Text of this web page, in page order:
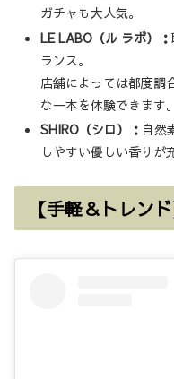
ガチャも大人気。
LE LABO（ル ラボ）：
ランス。
店舗によっては都度調
な一本を体験できます。
SHIRO（シロ）： 自然
しやすい優しい香りが
【手軽＆トレン